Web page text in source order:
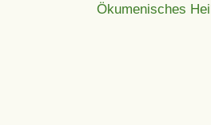
Ökumenisches